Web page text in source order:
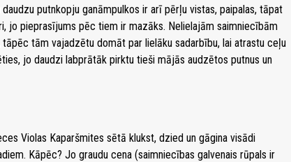
putnkopju ganāmpulkos ir arī pērļu vistas, paipalas, tāpat
jo pieprasījums pēc tiem ir mazāks. Nelielajām saimniecībām
tām vajadzētu domāt par lielāku sadarbību, lai atrastu ceļu
jo daudzi labprātāk pirktu tieši mājās audzētos putnus un
Violas Kaparšmites sētā klukst, dzied un gāgina visādi
Kāpēc? Jo graudu cena (saimniecības galvenais rūpals ir